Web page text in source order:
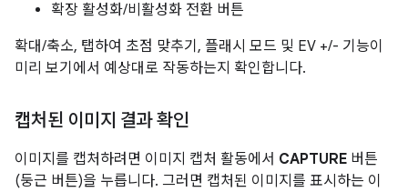
확장 활성화/비활성화 전환 버튼
확대/축소, 탭하여 초점 맞추기, 플래시 모드 및 EV +/- 기능이
미리 보기에서 예상대로 작동하는지 확인합니다.
캡처된 이미지 결과 확인
이미지를 캡처하려면 이미지 캡처 활동에서 CAPTURE 버튼
(둥근 버튼)을 누릅니다. 그러면 캡처된 이미지를 표시하는 이